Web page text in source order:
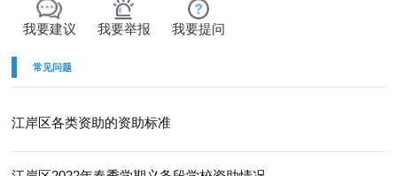
我要建议 我要举报 我要提问
常见问题
江岸区各类资助的资助标准